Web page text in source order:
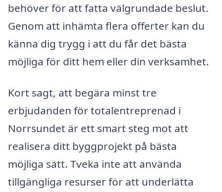
behöver för att fatta välgrundade beslut.
Genom att inhämta flera offerter kan du
känna dig trygg i att du får det bästa
möjliga för ditt hem eller din verksamhet.
Kort sagt, att begära minst tre
erbjudanden för totalentreprenad i
Norrsundet är ett smart steg mot att
realisera ditt byggprojekt på bästa
möjliga sätt. Tveka inte att använda
tillgängliga resurser för att underlätta